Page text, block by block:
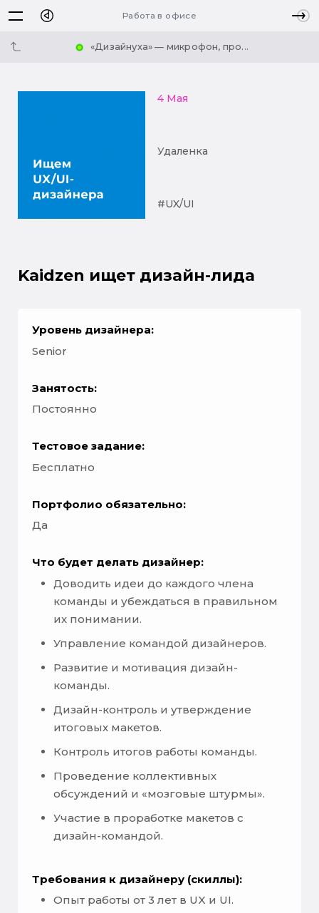
Работа в офисе
«Дизайнуха» — микрофон, про...
4 Мая
Удаленка
#UX/UI
Kaidzen ищет дизайн-лида
Уровень дизайнера:
Senior
Занятость:
Постоянно
Тестовое задание:
Бесплатно
Портфолио обязательно:
Да
Что будет делать дизайнер:
Доводить идеи до каждого члена
команды и убеждаться в правильном
их понимании.
Управление командой дизайнеров.
Развитие и мотивация дизайн-
команды.
Дизайн-контроль и утверждение
итоговых макетов.
Контроль итогов работы команды.
Проведение коллективных
обсуждений и «мозговые штурмы».
Участие в проработке макетов с
дизайн-командой.
Требования к дизайнеру (скиллы):
Опыт работы от 3 лет в UX и UI.